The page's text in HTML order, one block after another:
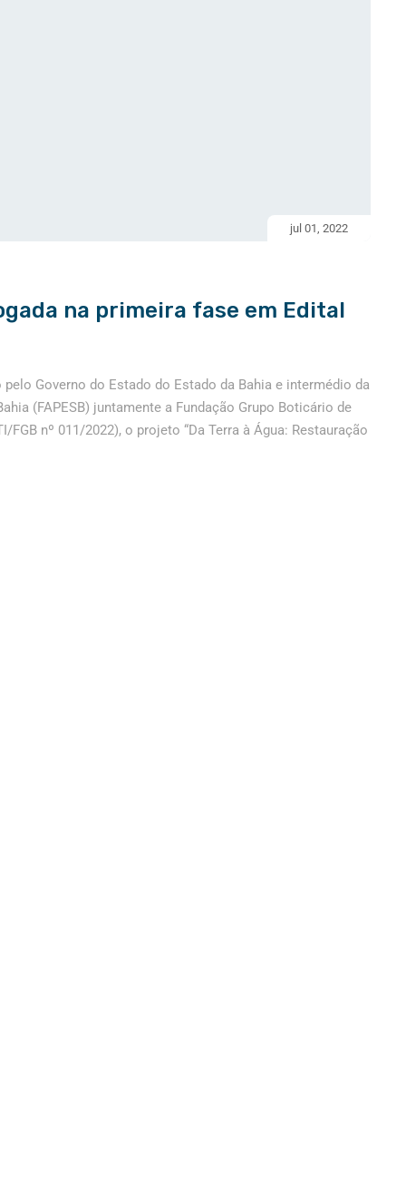
jul 01, 2022
na primeira fase em Edital
Governo do Estado do Estado da Bahia e intermédio da
(FAPESB) juntamente a Fundação Grupo Boticário de
FGB nº 011/2022), o projeto “Da Terra à Água: Restauração